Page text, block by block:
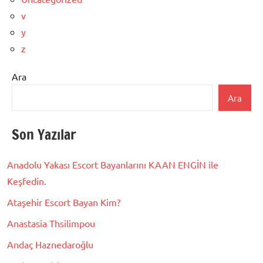
v
y
z
Ara
Ara
Son Yazılar
Anadolu Yakası Escort Bayanlarını KAAN ENGİN ile
Keşfedin.
Ataşehir Escort Bayan Kim?
Anastasia Thsilimpou
Andaç Haznedaroğlu